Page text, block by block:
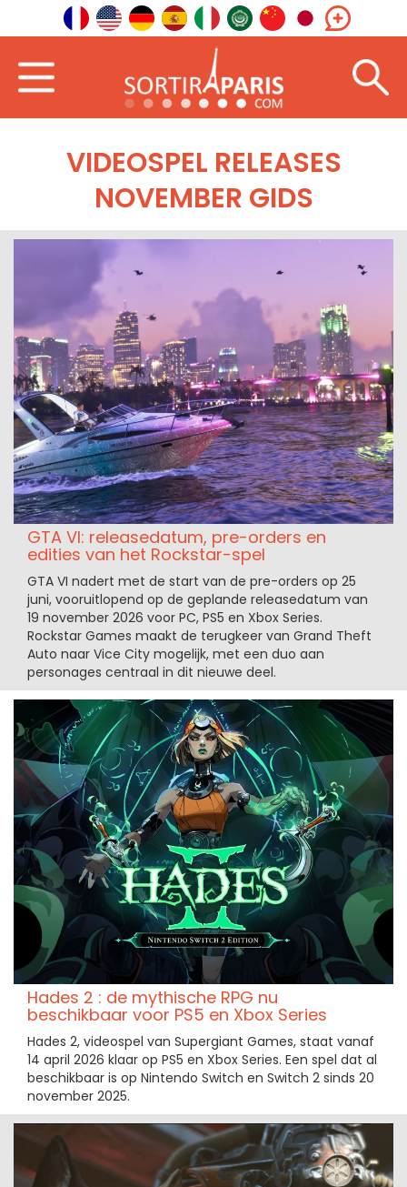
VIDEOSPEL RELEASES
NOVEMBER GIDS
GTA VI: releasedatum, pre-orders en
edities van het Rockstar-spel
GTA VI nadert met de start van de pre-orders op 25
juni, vooruitlopend op de geplande releasedatum van
19 november 2026 voor PC, PS5 en Xbox Series.
Rockstar Games maakt de terugkeer van Grand Theft
Auto naar Vice City mogelijk, met een duo aan
personages centraal in dit nieuwe deel.
Hades 2 : de mythische RPG nu
beschikbaar voor PS5 en Xbox Series
Hades 2, videospel van Supergiant Games, staat vanaf
14 april 2026 klaar op PS5 en Xbox Series. Een spel dat al
beschikbaar is op Nintendo Switch en Switch 2 sinds 20
november 2025.